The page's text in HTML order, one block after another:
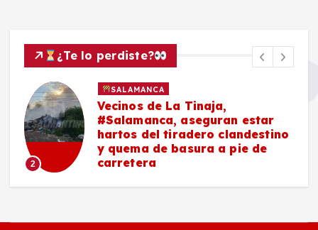
¿Te lo perdiste?
2
SALAMANCA
Vecinos de La Tinaja,
#Salamanca, aseguran estar
hartos del tiradero clandestino
y quema de basura a pie de
carretera